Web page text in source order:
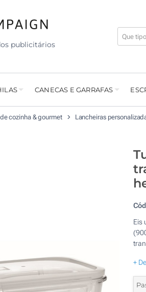
publicitários
CANECAS E GARRAFAS
cozinha & gourmet Lancheiras
Eis
+